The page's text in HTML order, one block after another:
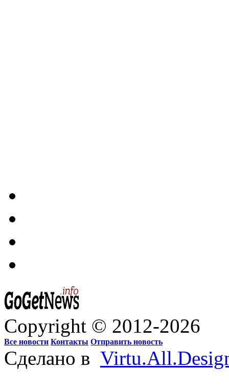
Copyright © 2012-2026
Все новости Контакты Отправить новость
Сделано в